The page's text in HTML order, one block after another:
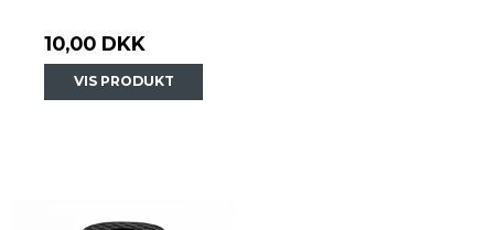
10,00 DKK
VIS PRODUKT